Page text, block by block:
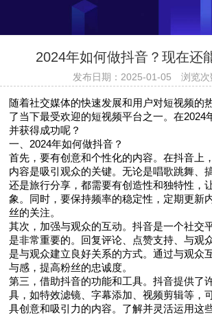
​​​2024年如何做抖音？现在还
发布日期：2025-01-05 浏览次
随着社交媒体的快速发展和用户对短视频的
了当下最受欢迎的短视频平台之一。在2024
并获得成功呢？
一、2024年如何做抖音？
首先，要有创意和个性化的内容。在抖音上
内容是吸引观众的关键。无论是唱歌跳舞、
还是旅行分享，都需要有创造性和独特性，
象。同时，要保持频率的稳定性，定期更新
丝的关注。
其次，加强与观众的互动。抖音是一个社交
是非常重要的。回复评论、点赞支持、与观
是与观众建立良好关系的方式。通过与观众
与感，提高粉丝的忠诚度。
第三，借助抖音的功能和工具。抖音提供了
具，如特效滤镜、字幕添加、视频剪辑等，
具创意和吸引力的内容。了解并灵活运用这